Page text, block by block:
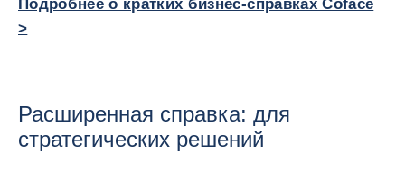
Подробнее о кратких бизнес-справках Coface
>
Расширенная справка: для
стратегических решений